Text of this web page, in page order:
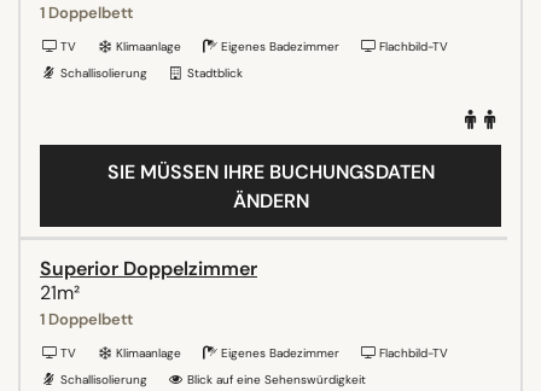
1 Doppelbett
TV Klimaanlage Eigenes Badezimmer
Flachbild-TV
Schallisolierung
Stadtblick
SIE MÜSSEN IHRE BUCHUNGSDATEN
ÄNDERN
Superior Doppelzimmer
21m²
1 Doppelbett
TV Klimaanlage Eigenes Badezimmer
Flachbild-TV
Schallisolierung
Blick auf eine Sehenswürdigkeit